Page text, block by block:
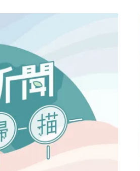
救援流浪貓進行結紮送養，不